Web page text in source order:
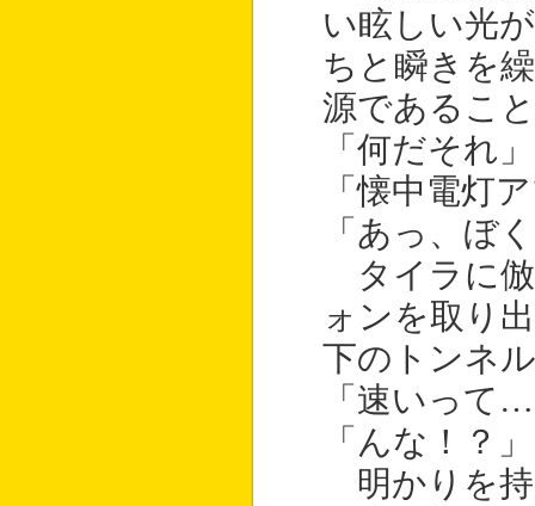
い眩しい光
ちと瞬きを
源であるこ
「何だそれ」
「懐中電灯
「あっ、ぼ
タイラに倣
ォンを取り
下のトンネ
「速いって
「んな！？」
明かりを持